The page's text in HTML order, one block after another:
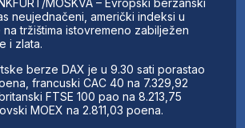
MOSKVA – Evropski berzanski
neujednačeni, američki indeksi u
tržištima istovremeno zabilježen
i zlata.
berze DAX je u 9.30 sati porastao
francuski CAC 40 na 7.329,92
FTSE 100 pao na 8.213,75
MOEX na 2.811,03 poena.